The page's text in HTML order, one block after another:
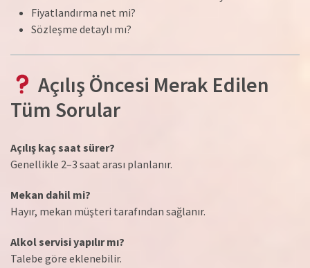
Fiyatlandırma net mi?
Sözleşme detaylı mı?
Açılış Öncesi Merak Edilen
Tüm Sorular
Açılış kaç saat sürer?
Genellikle 2–3 saat arası planlanır.
Mekan dahil mi?
Hayır, mekan müşteri tarafından sağlanır.
Alkol servisi yapılır mı?
Talebe göre eklenebilir.